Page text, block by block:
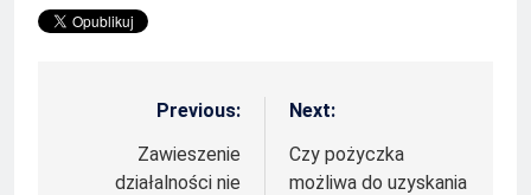
NawigacjaPrevious:
Zawieszenie
działalności nie
Next:
Czy pożyczka
możliwa do uzyskania